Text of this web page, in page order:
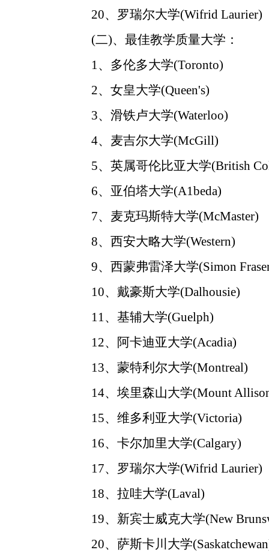
20、罗瑞尔大学(Wifrid Laurier)
(二)、最佳教学质量大学：
1、多伦多大学(Toronto)
2、女皇大学(Queen's)
3、滑铁卢大学(Waterloo)
4、麦吉尔大学(McGill)
5、英属哥伦比亚大学(British
6、亚伯塔大学(A1beda)
7、麦克玛斯特大学(McMaster)
8、西安大略大学(Western)
9、西蒙弗雷泽大学(Simon
10、戴豪斯大学(Dalhousie)
11、基辅大学(Guelph)
12、阿卡迪亚大学(Acadia)
13、蒙特利尔大学(Montreal)
14、埃里森山大学(Mount
15、维多利亚大学(Victoria)
16、卡尔加里大学(Calgary)
17、罗瑞尔大学(Wifrid Laurier)
18、拉哇大学(Laval)
19、新宾士威克大学(New
20、萨斯卡川大学